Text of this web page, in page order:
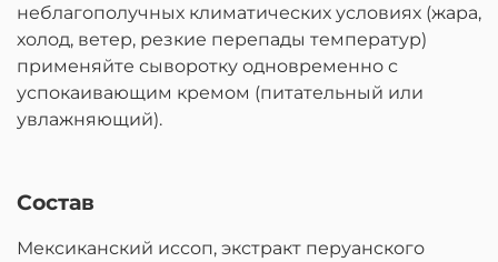
неблагополучных климатических условиях (жара,
холод, ветер, резкие перепады температур)
применяйте сыворотку одновременно с
успокаивающим кремом (питательный или
увлажняющий).
Состав
Мексиканский иссоп, экстракт перуанского